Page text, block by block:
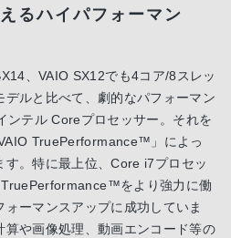
るハイパフォーマン
、VAIO SX12でも4コア/8スレッ
デルと比べて、劇的なパフォーマン
ンテル Coreプロセッサー。それを
TruePerformance™」によっ
す。特に最上位、Core i7プロセッ
をより強力に働
ーマンスアップに成功していま
や画像処理、動画エンコード等の